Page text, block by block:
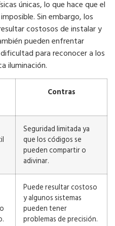
únicas, lo que hace que el
Sin embargo, los
costosos de instalar y
pueden enfrentar
para reconocer a los
iluminación.
Contras
Seguridad limitada ya
que los códigos se
pueden compartir o
adivinar.
Puede resultar costoso
y algunos sistemas
pueden tener
problemas de precisión.